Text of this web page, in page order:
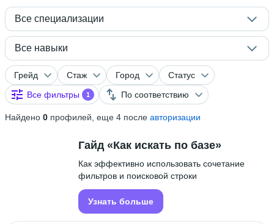
Все специализации
Все навыки
Грейд Стаж Город
Статус
Все фильтры
1 По соответствию
Найдено 0 профилей, еще 4 после авторизации
Гайд «Как искать по базе»
Как эффективно использовать сочетание
фильтров и поисковой строки
Узнать больше